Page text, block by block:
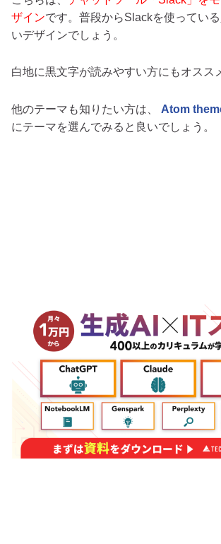
ザインです。普段からSlackを使ってい
いデザインでしょう。
白地に黒文字が読みやすい方にもオスス
他のテーマも知りたい方は、 Atom
にテーマを選んでみると良いでしょう。